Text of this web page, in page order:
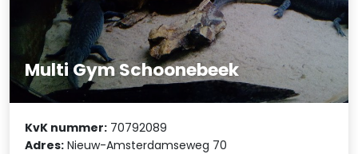
Multi Gym Schoonebeek
KvK nummer: 70792089
Adres: Nieuw-Amsterdamseweg 70